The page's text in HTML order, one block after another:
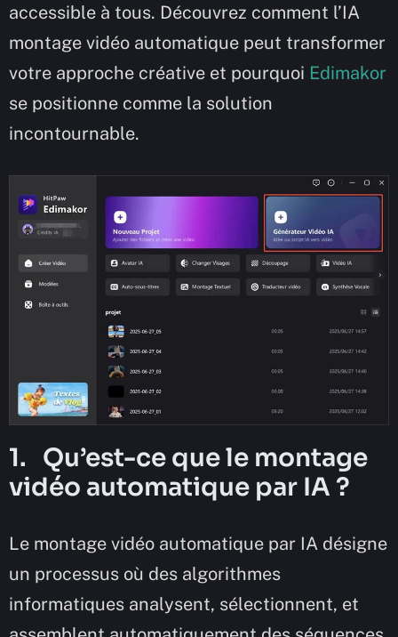
accessible à tous. Découvrez comment l’IA
montage vidéo automatique peut transformer
votre approche créative et pourquoi Edimakor
se positionne comme la solution
incontournable.
1. Qu’est-ce que le montage
vidéo automatique par IA ?
Le montage vidéo automatique par IA désigne
un processus où des algorithmes
informatiques analysent, sélectionnent, et